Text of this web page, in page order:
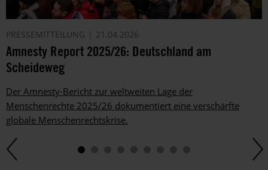
PRESSEMITTEILUNG 21.04.2026
Amnesty Report 2025/26: Deutschland am
Scheideweg
Der Amnesty-Bericht zur weltweiten Lage der
Menschenrechte 2025/26 dokumentiert eine verschärfte
globale Menschenrechtskrise.